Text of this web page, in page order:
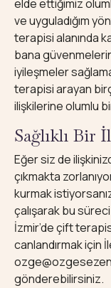
elde ettiğimiz
ve uyguladığım
terapisi alanında
bana
iyileşmeler
terapisi arayan
ilişkilerine olumlu
Sağlıklı Bir
Eğer siz de
çıkmakta
kurmak
çalışarak bu
İzmir’de çift
canlandırmak için
gönderebilirsiniz.